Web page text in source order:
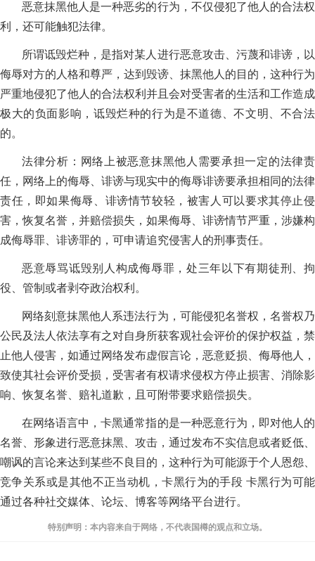
恶意抹黑他人是一种恶劣的行为，不仅侵犯了他人的合法权
利，还可能触犯法律。
所谓诋毁烂种，是指对某人进行恶意攻击、污蔑和诽谤，以
侮辱对方的人格和尊严，达到毁谤、抹黑他人的目的，这种行为
严重地侵犯了他人的合法权利并且会对受害者的生活和工作造成
极大的负面影响，诋毁烂种的行为是不道德、不文明、不合法
的。
法律分析：网络上被恶意抹黑他人需要承担一定的法律责
任，网络上的侮辱、诽谤与现实中的侮辱诽谤要承担相同的法律
责任，即如果侮辱、诽谤情节较轻，被害人可以要求其停止侵
害，恢复名誉，并赔偿损失，如果侮辱、诽谤情节严重，涉嫌构
成侮辱罪、诽谤罪的，可申请追究侵害人的刑事责任。
恶意辱骂诋毁别人构成侮辱罪，处三年以下有期徒刑、拘
役、管制或者剥夺政治权利。
网络刻意抹黑他人系违法行为，可能侵犯名誉权，名誉权乃
公民及法人依法享有之对自身所获客观社会评价的保护权益，禁
止他人侵害，如通过网络发布虚假言论，恶意贬损、侮辱他人，
致使其社会评价受损，受害者有权请求侵权方停止损害、消除影
响、恢复名誉、赔礼道歉，且可附带要求赔偿损失。
在网络语言中，卡黑通常指的是一种恶意行为，即对他人的
名誉、形象进行恶意抹黑、攻击，通过发布不实信息或者贬低、
嘲讽的言论来达到某些不良目的，这种行为可能源于个人恩怨、
竞争关系或是其他不正当动机，卡黑行为的手段 卡黑行为可能
通过各种社交媒体、论坛、博客等网络平台进行。
特别声明：本内容来自于网络，不代表国樽的观点和立场。